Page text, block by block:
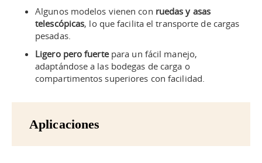
Algunos modelos vienen con ruedas y asas
telescópicas, lo que facilita el transporte de cargas
pesadas.
Ligero pero fuertepara un fácil manejo,
adaptándose a las bodegas de carga o
compartimentos superiores con facilidad.
Aplicaciones